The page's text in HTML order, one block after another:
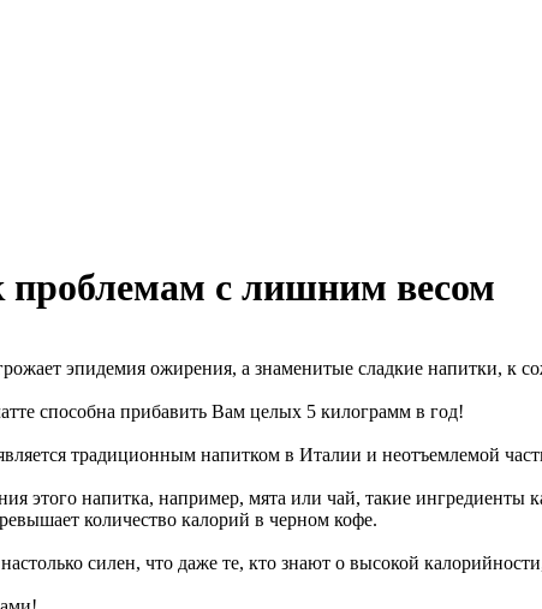
проблемам с лишним весом
эпидемия ожирения, а знаменитые сладкие напитки, к
способна прибавить Вам целых 5 килограмм в год!
традиционным напитком в Италии и неотъемлемой
этого напитка, например, мята или чай, такие
количество калорий в черном кофе.
силен, что даже те, кто знают о высокой калорийности,